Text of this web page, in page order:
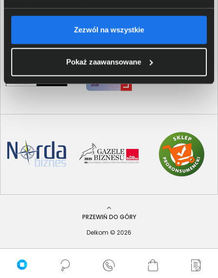
Zezwól na wszystkie
Pokaż zaawansowane
PRZEWIŃ DO GÓRY
Delkom © 2026